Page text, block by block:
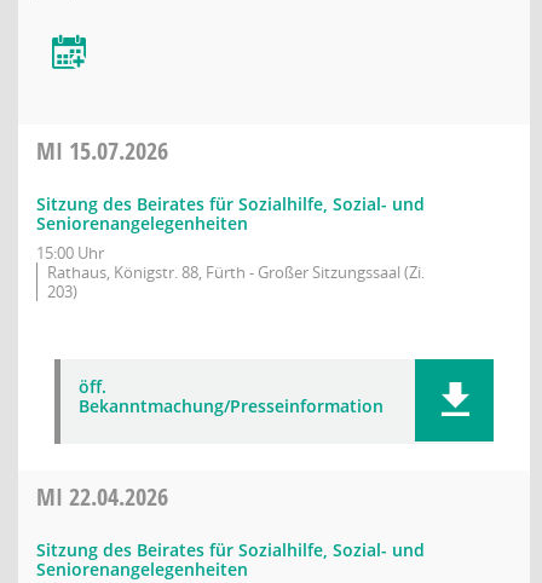
MI 15.07.2026
Sitzung des Beirates für Sozialhilfe, Sozial- und
Seniorenangelegenheiten
15:00 Uhr
Rathaus, Königstr. 88, Fürth - Großer Sitzungssaal (Zi.
203)
öff.
Bekanntmachung/Presseinformation
MI 22.04.2026
Sitzung des Beirates für Sozialhilfe, Sozial- und
Seniorenangelegenheiten